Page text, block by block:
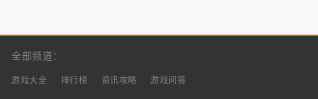
全部频道：
游戏大全 排行榜 资讯攻略 游戏问答